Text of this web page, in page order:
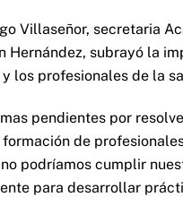
Villaseñor, secretaria
Hernández, subrayó la
los profesionales de la
pendientes por
de
podríamos cumplir
para desarrollar